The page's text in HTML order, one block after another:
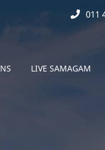
011
LIVE SAMAGAM